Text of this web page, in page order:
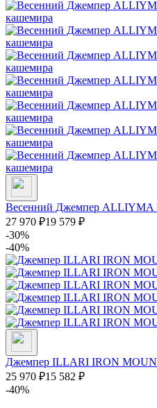
Весенний Джемпер ALLIYMA
27 970 ₽19 579 ₽
-30%
-40%
Джемпер ILLARI IRON
25 970 ₽15 582 ₽
-40%